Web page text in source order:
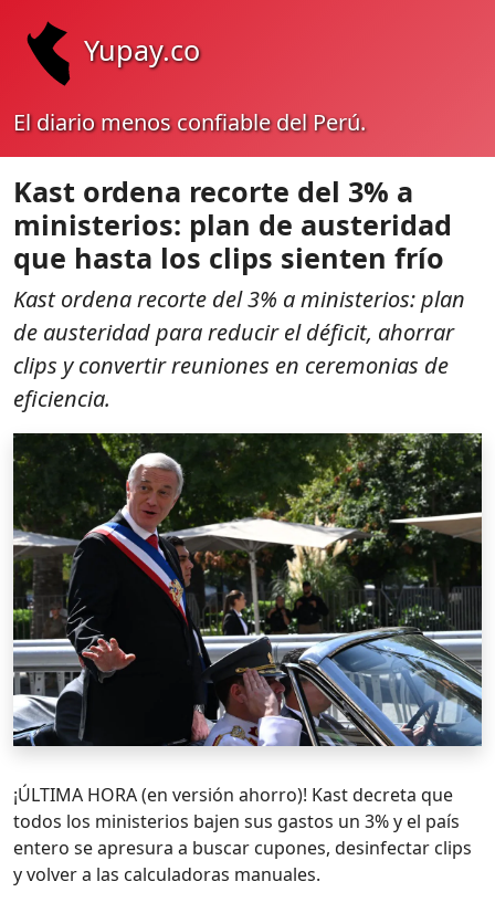
Yupay.co
El diario menos confiable del Perú.
Kast ordena recorte del 3% a
ministerios: plan de austeridad
que hasta los clips sienten frío
Kast ordena recorte del 3% a ministerios: plan
de austeridad para reducir el déficit, ahorrar
clips y convertir reuniones en ceremonias de
eficiencia.
¡ÚLTIMA HORA (en versión ahorro)! Kast decreta que
todos los ministerios bajen sus gastos un 3% y el país
entero se apresura a buscar cupones, desinfectar clips
y volver a las calculadoras manuales.